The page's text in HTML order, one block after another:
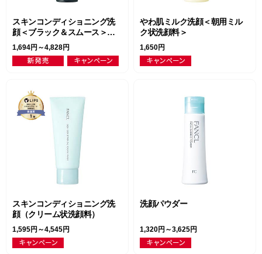
スキンコンディショニング洗
顔＜ブラック＆スムース＞
（クリーム状洗顔料）
1,694円～4,828円
やわ肌ミルク洗顔＜朝用ミル
ク状洗顔料＞
1,650円
スキンコンディショニング洗
顔（クリーム状洗顔料）
1,595円～4,545円
洗顔パウダー
1,320円～3,625円